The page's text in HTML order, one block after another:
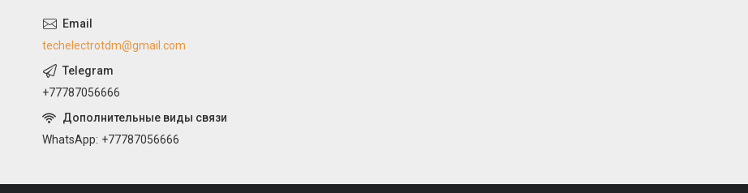
techelectrotdm@gmail.com
+77787056666
WhatsApp +77787056666